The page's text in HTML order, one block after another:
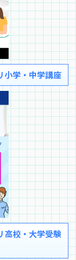
小学・中学講座
高校・大学受験